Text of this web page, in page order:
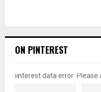
ON PINTEREST
pinterest data error: